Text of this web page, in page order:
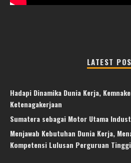
LATEST
Hadapi Dinamika Dunia Kerja,
Ketenagakerjaan
Sumatera sebagai Motor Utama
Menjawab Kebutuhan Dunia Kerja,
Kompetensi Lulusan Perguruan